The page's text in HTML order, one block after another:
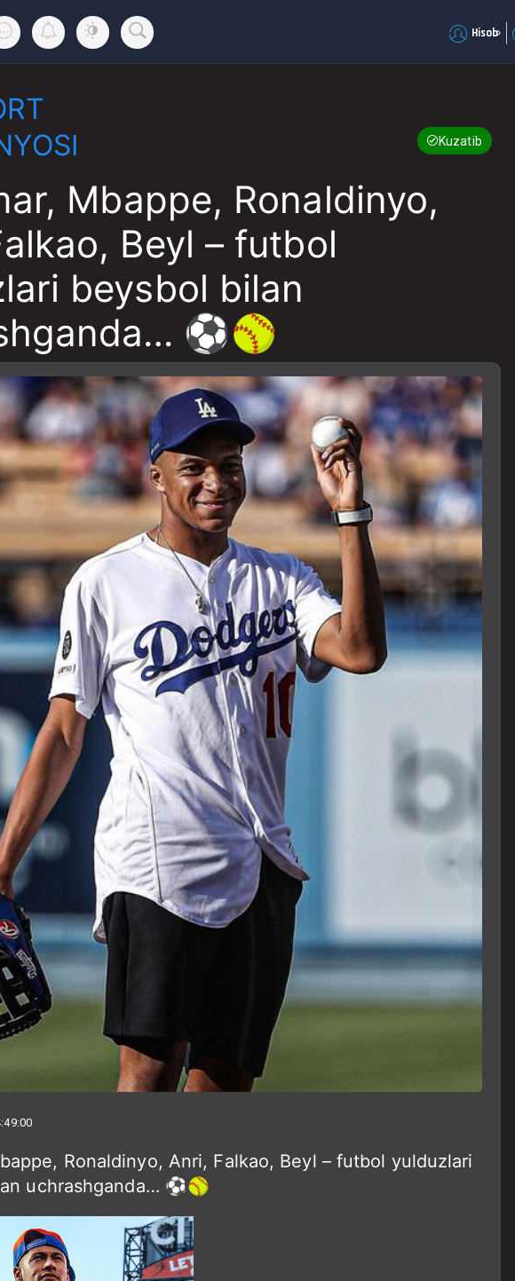
Hisob
Kuzatib boring
Mbappe, Ronaldinyo,
Beyl – futbol
beysbol bilan
⚽️🥎
Ronaldinyo, Anri, Falkao, Beyl – futbol yulduzlari
uchrashganda… ⚽️🥎